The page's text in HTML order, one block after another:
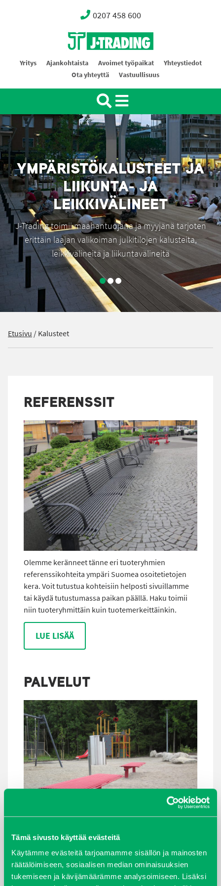
Tämä sivusto käyttää evästeitä
Käytämme evästeitä tarjoamamme sisällön ja mainosten
räätälöimiseen, sosiaalisen median ominaisuuksien
tukemiseen ja kävijämäärämme analysoimiseen. Lisäksi
0207 458 600
Oy J-Trading Ab
Yritys Ajankohtaista Avoimet työpaikat
Yhteystiedot
Ota yhteyttä
Vastuullisuus
YMPÄRISTÖKALUSTEET JA
LIIKUNTA- JA
LEIKKIVÄLINEET
J-Trading toimii maahantuojana ja myyjänä tarjoten
erittäin laajan valikoiman julkitilojen kalusteita,
leikkivälineitä ja liikuntavälineitä
Etusivu /Kalusteet
REFERENSSIT
Olemme keränneet tänne eri tuoteryhmien
referenssikohteita ympäri Suomea osoitetietojen
kera. Voit tutustua kohteisiin helposti sivuillamme
tai käydä tutustumassa paikan päällä. Haku toimii
niin tuoteryhmittäin kuin tuotemerkeittäinkin.
LUE LISÄÄ
PALVELUT
Tuotemyynnin lisäksi kauttamme on saatavilla kaikki
alaan olellisesti liittyvät palvelut: asennus-,
tarkastus- ja huoltopalvelut. Lisäksi voimme auttaa
löytämään ammattitaitoisen pihasuunnittelijan.